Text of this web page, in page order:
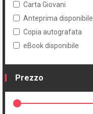
Carta Giovani
Anteprima disponibile
Copia autografata
eBook disponibile
Prezzo